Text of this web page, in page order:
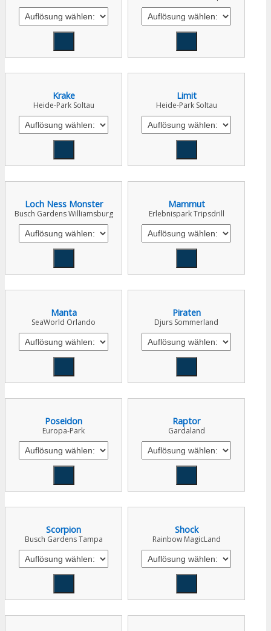
Krake
Heide-Park Soltau
Limit
Heide-Park Soltau
Loch Ness Monster
Busch Gardens Williamsburg
Mammut
Erlebnispark Tripsdrill
Manta
SeaWorld Orlando
Piraten
Djurs Sommerland
Poseidon
Europa-Park
Raptor
Gardaland
Scorpion
Busch Gardens Tampa
Shock
Rainbow MagicLand